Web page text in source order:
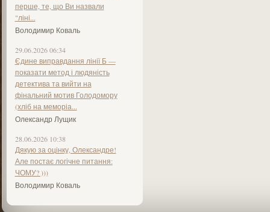
перше, те, що Ви назвали
"ліні...
Володимир Коваль
29.06.2026 06:34
Єдине виправдання лінії Б —
показати метод і людяність
детектива та вийти на
фінальний мотив Голодомору
(хліб на меморіа...
Олександр Лущик
28.06.2026 10:38
Дякую за оцінку, Олександре!
Але постає логічне питання:
ЧОМУ? )))
Володимир Коваль